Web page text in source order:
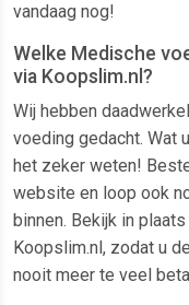
vandaag nog!
Welke Medische
via Koopslim.nl?
Wij hebben
voeding gedacht. Wat
het zeker weten!
website en loop ook
binnen. Bekijk in
Koopslim.nl, zodat u
nooit meer te veel